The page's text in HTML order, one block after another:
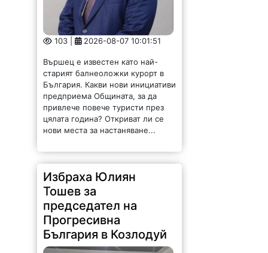
103 | 2026-08-07 10:01:51
Вършец е известен като най-
старият балнеоложки курорт в
предприема Общината, за да
привлече повече туристи през
цялата година? Откриват ли се
нови места за настаняване...
Тошев за
председател на
Прогресивна
България в Козлодуй